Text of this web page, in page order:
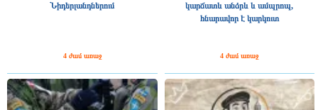
Նիդերլանդներում
4 ժամ առաջ
կարճատև անձրև և ամպրոպ,
հնարավոր է կարկուտ
4 ժամ առաջ